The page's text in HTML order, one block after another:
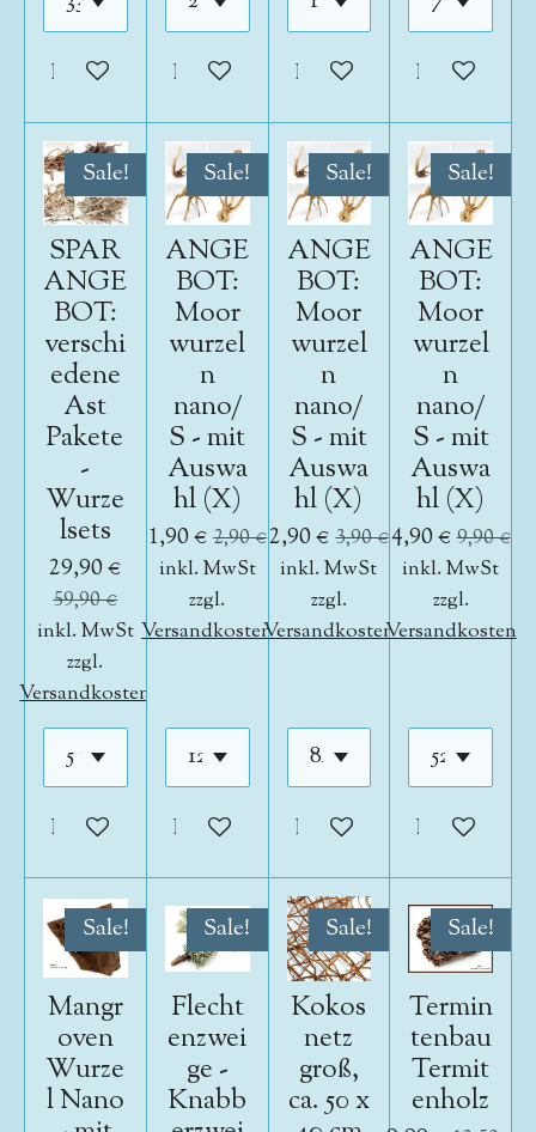
In den WarenkorbIn den WarenkorbIn den Warenkorb
In den
Sale!
SPAR
ANGE
BOT:
verschi
edene
Ast
Pakete
-
Wurze
lsets
29,90 €
59,90 €
inkl. MwSt
zzgl.
Versandkosten
In den Warenkorb
Sale!
ANGE
BOT:
Moor
wurzel
n
nano/
S - mit
Auswa
hl (X)
1,90 € 2,90 €
inkl. MwSt
zzgl.
Versandkosten
In den Warenkorb
Sale!
ANGE
BOT:
Moor
wurzel
n
nano/
S - mit
Auswa
hl (X)
2,90 € 3,90 €
inkl. MwSt
zzgl.
Versandkosten
In den Warenkorb
Sale!
ANGE
BOT:
Moor
wurzel
n
nano/
S - mit
Auswa
hl (X)
4,90 €9,90 €
inkl. MwSt
zzgl.
Versandkosten
In den
Sale!
Mangr
oven
Wurze
l Nano
Sale!
Flecht
enzwei
ge -
Knabb
Sale!
Kokos
netz
groß,
ca. 50 x
Sale!
Termin
tenbau
Termit
enholz